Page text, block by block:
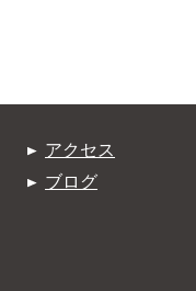
アクセス
ブログ